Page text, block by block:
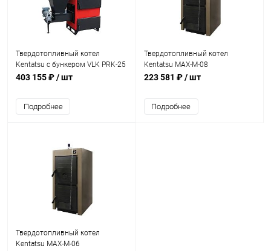
Твердотопливный котел
Kentatsu c бункером VLK PRK-25
403 155 ₽/ шт
Подробнее
Твердотопливный котел
Kentatsu MAX-M-08
223 581 ₽/ шт
Подробнее
Твердотопливный котел
Kentatsu MAX-M-06